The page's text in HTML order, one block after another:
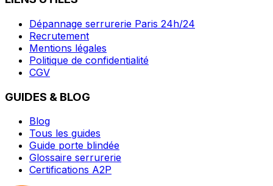
Dépannage serrurerie Paris 24h/24
Recrutement
Mentions légales
Politique de confidentialité
CGV
GUIDES & BLOG
Blog
Tous les guides
Guide porte blindée
Glossaire serrurerie
Certifications A2P